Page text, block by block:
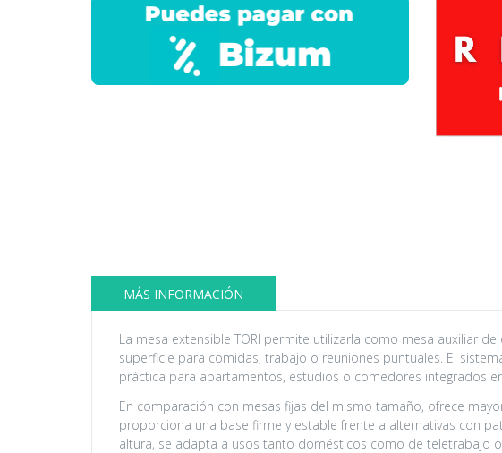
MÁS INFORMACIÓN
La mesa extensible TORI permite utilizarla como mesa auxiliar
superficie para comidas, trabajo o reuniones puntuales. El
práctica para apartamentos, estudios o comedores integrados
En comparación con mesas fijas del mismo tamaño, ofrece
proporciona una base firme y estable frente a alternativas con
altura, se adapta a usos tanto domésticos como de teletrabajo